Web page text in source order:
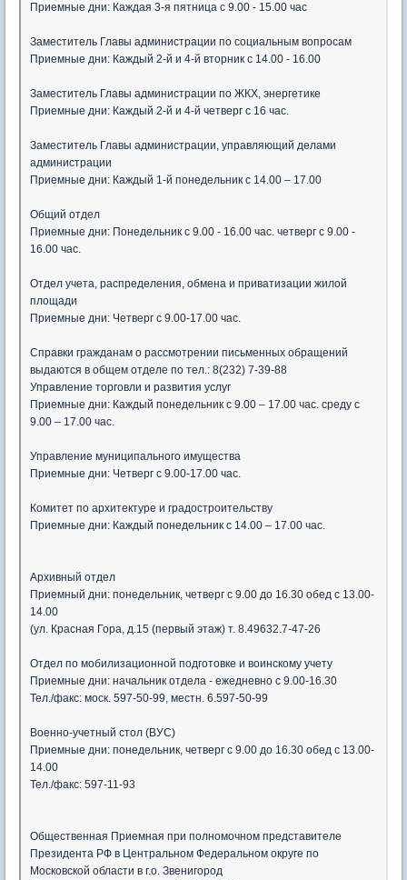
Приемные дни: Каждая 3-я пятница с 9.00 - 15.00 час
Заместитель Главы администрации по социальным вопросам
Приемные дни: Каждый 2-й и 4-й вторник с 14.00 - 16.00
Заместитель Главы администрации по ЖКХ, энергетике
Приемные дни: Каждый 2-й и 4-й четверг с 16 час.
Заместитель Главы администрации, управляющий делами
администрации
Приемные дни: Каждый 1-й понедельник с 14.00 – 17.00
Общий отдел
Приемные дни: Понедельник с 9.00 - 16.00 час. четверг с 9.00 -
16.00 час.
Отдел учета, распределения, обмена и приватизации жилой
площади
Приемные дни: Четверг с 9.00-17.00 час.
Справки гражданам о рассмотрении письменных обращений
выдаются в общем отделе по тел.: 8(232) 7-39-88
Управление торговли и развития услуг
Приемные дни: Каждый понедельник с 9.00 – 17.00 час. среду с
9.00 – 17.00 час.
Управление муниципального имущества
Приемные дни: Четверг с 9.00-17.00 час.
Комитет по архитектуре и градостроительству
Приемные дни: Каждый понедельник с 14.00 – 17.00 час.
Архивный отдел
Приемный дни: понедельник, четверг с 9.00 до 16.30 обед с 13.00-
14.00
(ул. Красная Гора, д.15 (первый этаж) т. 8.49632.7-47-26
Отдел по мобилизационной подготовке и воинскому учету
Приемные дни: начальник отдела - ежедневно с 9.00-16.30
Тел./факс: моск. 597-50-99, местн. 6.597-50-99
Военно-учетный стол (ВУС)
Приемные дни: понедельник, четверг с 9.00 до 16.30 обед с 13.00-
14.00
Тел./факс: 597-11-93
Общественная Приемная при полномочном представителе
Президента РФ в Центральном Федеральном округе по
Московской области в г.о. Звенигород